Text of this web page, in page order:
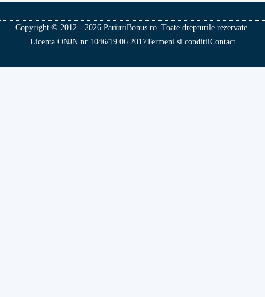
Copyright © 2012 - 2026 PariuriBonus.ro. Toate drepturile rezervate.
Licenta ONJN nr 1046/19.06.2017Termeni si conditiiContact